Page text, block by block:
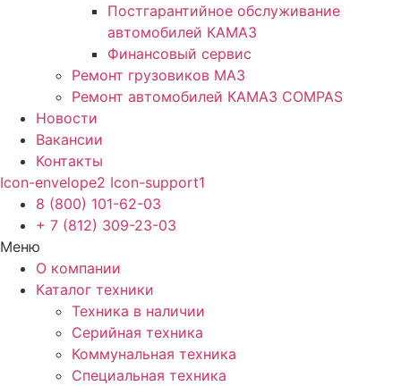
Постгарантийное обслуживание
автомобилей КАМАЗ
Финансовый сервис
Ремонт грузовиков МАЗ
Ремонт автомобилей КАМАЗ COMPAS
Новости
Вакансии
Контакты
Icon-envelope2 Icon-support1
8 (800) 101-62-03
+ 7 (812) 309-23-03
Меню
О компании
Каталог техники
Техника в наличии
Серийная техника
Коммунальная техника
Специальная техника